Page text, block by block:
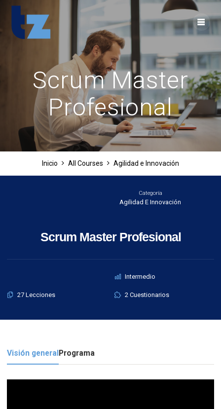
content
Scrum Master
Profesional
Inicio All Courses Agilidad e Innovación
Categoría
Agilidad E Innovación
Scrum Master Profesional
Intermedio
27 Lecciones 2 Cuestionarios
Visión generalPrograma